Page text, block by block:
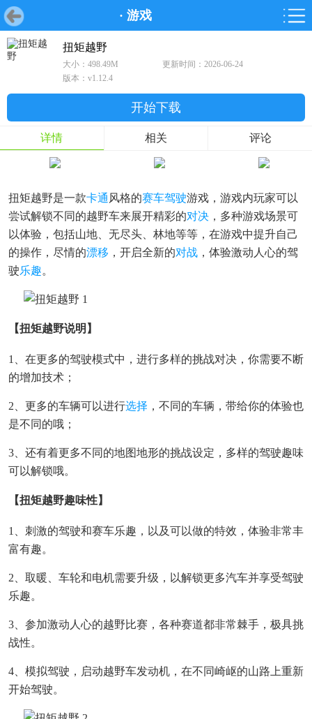
· 游戏
首页 游戏
首页 游戏 软件 鸿蒙
游戏 软件
扭矩越野
大小：498.49M
更新时间：2026-06-24
版本：v1.12.4
开始下载
详情 相关 评论
扭矩越野是一款卡通 风格的赛车驾驶游戏，游戏内玩家可以
尝试解锁不同的越野车来展开精彩的对决 ，多种游戏场景可
以体验，包括山地、无尽头、林地等等，在游戏中提升自己
的操作，尽情的漂移 ，开启全新的对战 ，体验激动人心的驾
驶乐趣。
【扭矩越野说明】
1、在更多的驾驶模式中，进行多样的挑战对决，你需要不断
的增加技术；
2、更多的车辆可以进行选择 ，不同的车辆，带给你的体验也
是不同的哦；
3、还有着更多不同的地图地形的挑战设定，多样的驾驶趣味
可以解锁哦。
【扭矩越野趣味性】
1、刺激的驾驶和赛车乐趣，以及可以做的特效，体验非常丰
富有趣。
2、取暖、车轮和电机需要升级，以解锁更多汽车并享受驾驶
乐趣。
3、参加激动人心的越野比赛，各种赛道都非常棘手，极具挑
战性。
4、模拟驾驶，启动越野车发动机，在不同崎岖的山路上重新
开始驾驶。